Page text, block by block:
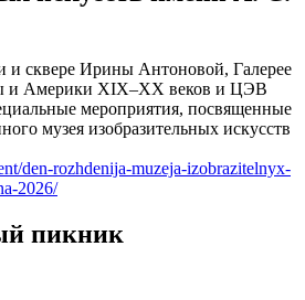
и сквере Ирины Антоновой, Галерее
и Америки XIX–XX веков и ЦЭВ
мероприятия, посвященные
музея изобразительных искусств
den-rozhdenija-muzeja-izobrazitelnyx-
2026/
пикник